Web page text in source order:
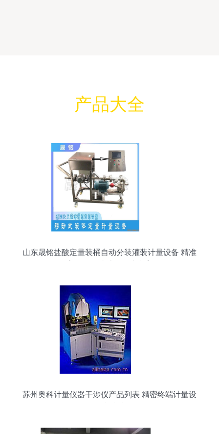
产品大全
山东晟铭盐酸定量装桶自动分装灌装计量设备 精准
苏州奥科计量仪器干涉仪产品列表 精密终端计量设